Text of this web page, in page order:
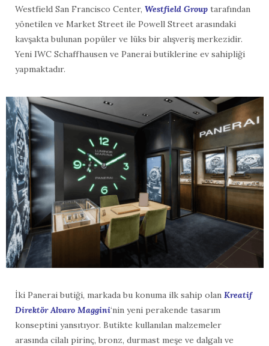
Westfield San Francisco Center, Westfield Group tarafından
yönetilen ve Market Street ile Powell Street arasındaki
kavşakta bulunan popüler ve lüks bir alışveriş merkezidir.
Yeni IWC Schaffhausen ve Panerai butiklerine ev sahipliği
yapmaktadır.
İki Panerai butiği, markada bu konuma ilk sahip olan Kreatif
Direktör Alvaro Maggini‘nin yeni perakende tasarım
konseptini yansıtıyor. Butikte kullanılan malzemeler
arasında cilalı pirinç, bronz, durmast meşe ve dalgalı ve